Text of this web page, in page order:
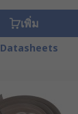
เพิ่ม
Datasheets